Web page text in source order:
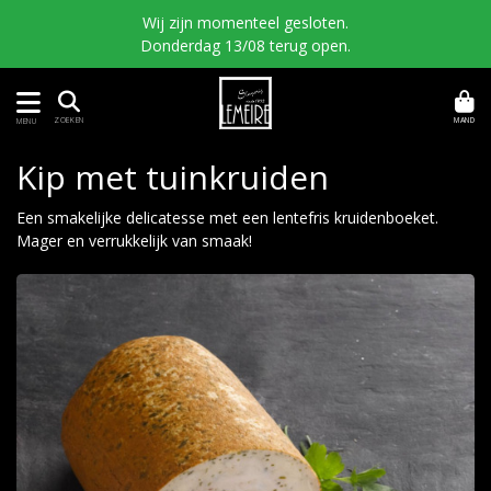
Wij zijn momenteel gesloten.
Donderdag 13/08 terug open.
MENU ZOEKEN MAND
Kip met tuinkruiden
Een smakelijke delicatesse met een lentefris kruidenboeket.
Mager en verrukkelijk van smaak!